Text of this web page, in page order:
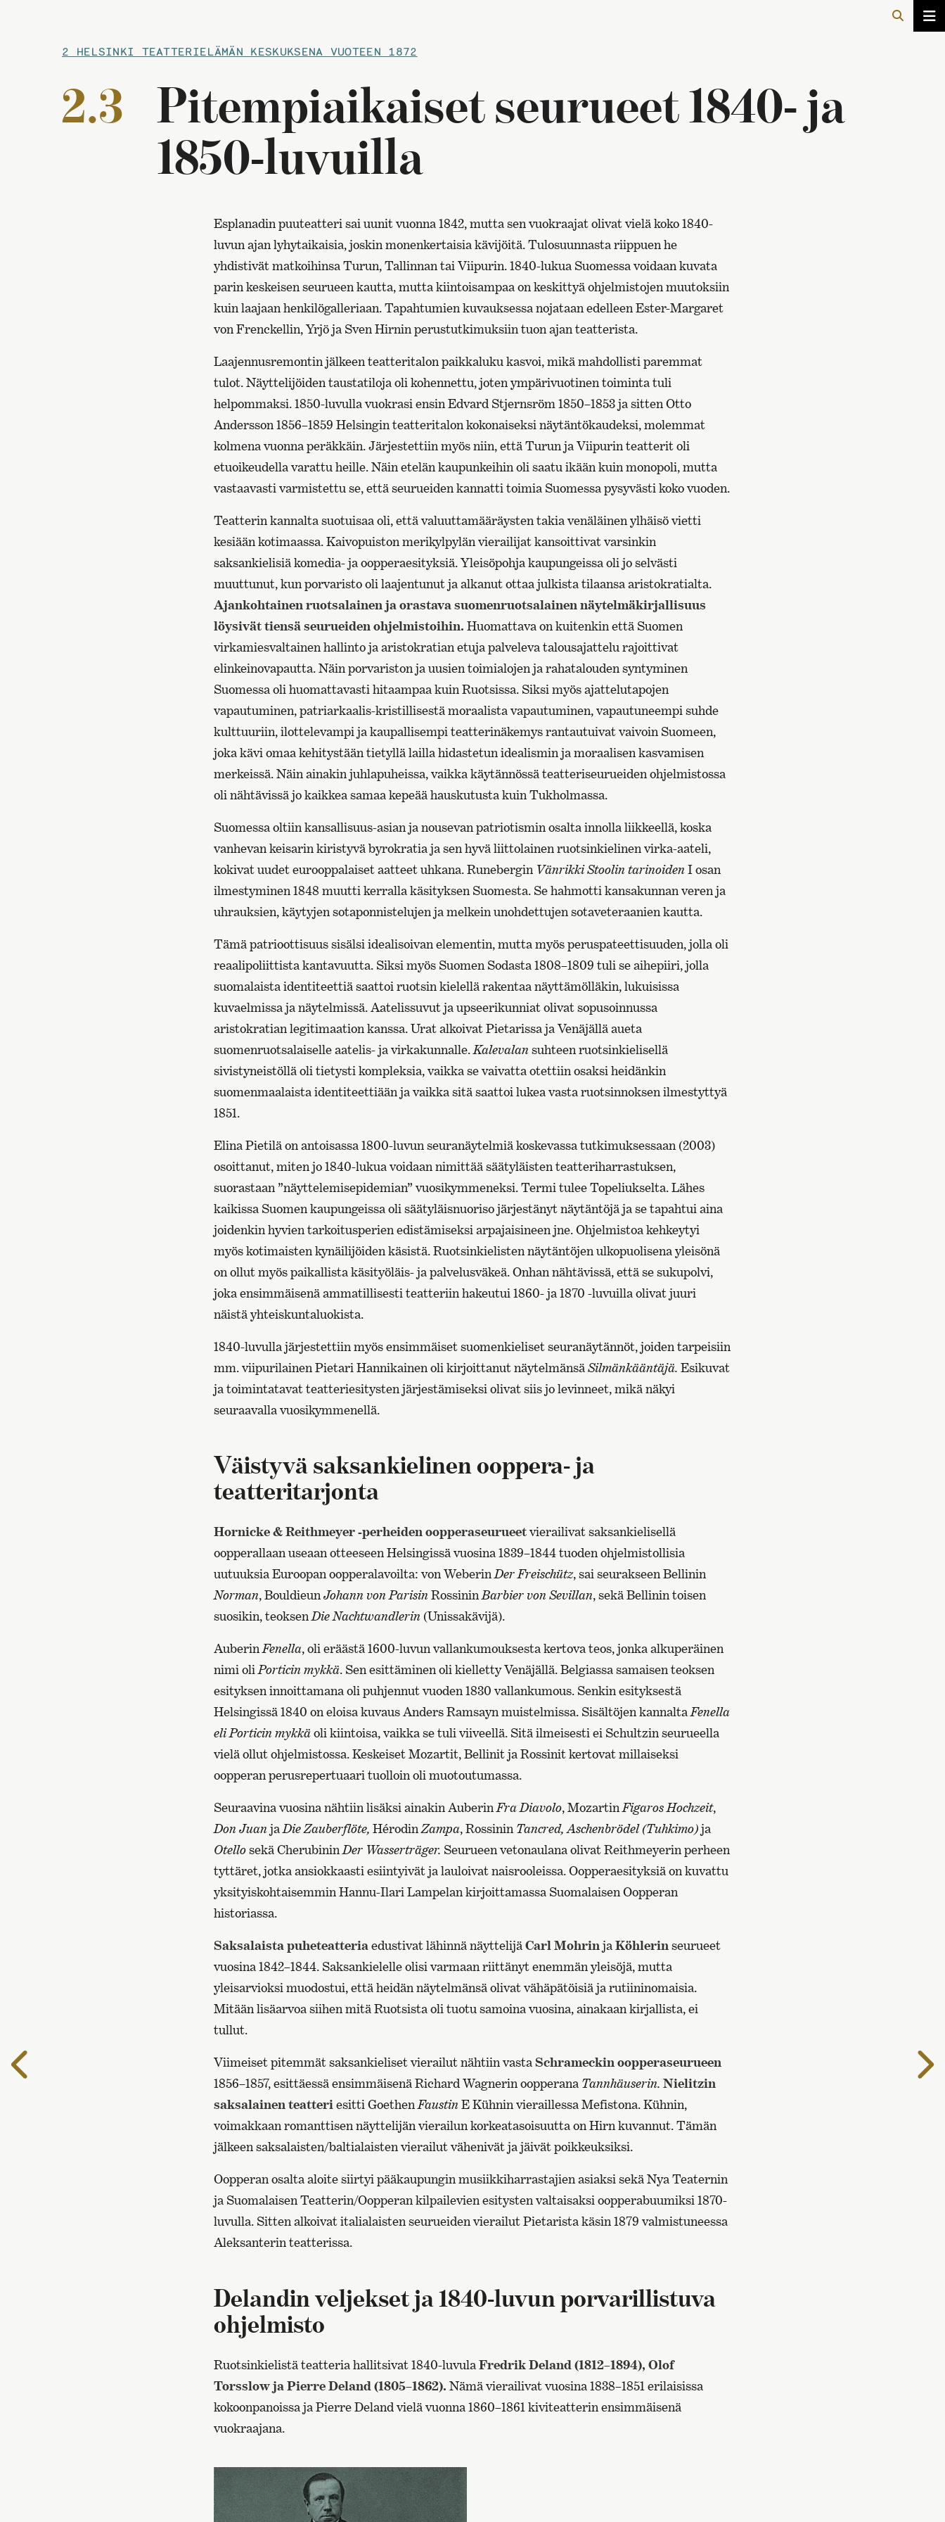
2 HELSINKI TEATTERIELÄMÄN KESKUKSENA VUOTEEN 1872
2.3
Pitempiaikaiset seurueet 1840- ja
1850-luvuilla
Esplanadin puuteatteri sai uunit vuonna 1842, mutta sen vuokraajat olivat vielä koko 1840-
luvun ajan lyhytaikaisia, joskin monenkertaisia kävijöitä. Tulosuunnasta riippuen he
yhdistivät matkoihinsa Turun, Tallinnan tai Viipurin. 1840-lukua Suomessa voidaan kuvata
parin keskeisen seurueen kautta, mutta kiintoisampaa on keskittyä ohjelmistojen muutoksiin
kuin laajaan henkilögalleriaan. Tapahtumien kuvauksessa nojataan edelleen Ester-Margaret
von Frenckellin, Yrjö ja Sven Hirnin perustutkimuksiin tuon ajan teatterista.
Laajennusremontin jälkeen teatteritalon paikkaluku kasvoi, mikä mahdollisti paremmat
tulot. Näyttelijöiden taustatiloja oli kohennettu, joten ympärivuotinen toiminta tuli
helpommaksi. 1850-luvulla vuokrasi ensin Edvard Stjernsröm 1850–1853 ja sitten Otto
Andersson 1856–1859 Helsingin teatteritalon kokonaiseksi näytäntökaudeksi, molemmat
kolmena vuonna peräkkäin. Järjestettiin myös niin, että Turun ja Viipurin teatterit oli
etuoikeudella varattu heille. Näin etelän kaupunkeihin oli saatu ikään kuin monopoli, mutta
vastaavasti varmistettu se, että seurueiden kannatti toimia Suomessa pysyvästi koko vuoden.
Teatterin kannalta suotuisaa oli, että valuuttamääräysten takia venäläinen ylhäisö vietti
kesiään kotimaassa. Kaivopuiston merikylpylän vierailijat kansoittivat varsinkin
saksankielisiä komedia- ja oopperaesityksiä. Yleisöpohja kaupungeissa oli jo selvästi
muuttunut, kun porvaristo oli laajentunut ja alkanut ottaa julkista tilaansa aristokratialta.
Ajankohtainen ruotsalainen ja orastava suomenruotsalainen näytelmäkirjallisuus
löysivät tiensä seurueiden ohjelmistoihin. Huomattava on kuitenkin että Suomen
virkamiesvaltainen hallinto ja aristokratian etuja palveleva talousajattelu rajoittivat
elinkeinovapautta. Näin porvariston ja uusien toimialojen ja rahatalouden syntyminen
Suomessa oli huomattavasti hitaampaa kuin Ruotsissa. Siksi myös ajattelutapojen
vapautuminen, patriarkaalis-kristillisestä moraalista vapautuminen, vapautuneempi suhde
kulttuuriin, ilottelevampi ja kaupallisempi teatterinäkemys rantautuivat vaivoin Suomeen,
joka kävi omaa kehitystään tietyllä lailla hidastetun idealismin ja moraalisen kasvamisen
merkeissä. Näin ainakin juhlapuheissa, vaikka käytännössä teatteriseurueiden ohjelmistossa
oli nähtävissä jo kaikkea samaa kepeää hauskutusta kuin Tukholmassa.
Suomessa oltiin kansallisuus-asian ja nousevan patriotismin osalta innolla liikkeellä, koska
vanhevan keisarin kiristyvä byrokratia ja sen hyvä liittolainen ruotsinkielinen virka-aateli,
kokivat uudet eurooppalaiset aatteet uhkana. Runebergin Vänrikki Stoolin tarinoidenI osan
ilmestyminen 1848 muutti kerralla käsityksen Suomesta. Se hahmotti kansakunnan veren ja
uhrauksien, käytyjen sotaponnistelujen ja melkein unohdettujen sotaveteraanien kautta.
Tämä patrioottisuus sisälsi idealisoivan elementin, mutta myös peruspateettisuuden, jolla oli
reaalipoliittista kantavuutta. Siksi myös Suomen Sodasta 1808–1809 tuli se aihepiiri, jolla
suomalaista identiteettiä saattoi ruotsin kielellä rakentaa näyttämölläkin, lukuisissa
kuvaelmissa ja näytelmissä. Aatelissuvut ja upseerikunniat olivat sopusoinnussa
aristokratian legitimaation kanssa. Urat alkoivat Pietarissa ja Venäjällä aueta
suomenruotsalaiselle aatelis- ja virkakunnalle. Kalevalansuhteen ruotsinkielisellä
sivistyneistöllä oli tietysti kompleksia, vaikka se vaivatta otettiin osaksi heidänkin
suomenmaalaista identiteettiään ja vaikka sitä saattoi lukea vasta ruotsinnoksen ilmestyttyä
1851.
Elina Pietilä on antoisassa 1800-luvun seuranäytelmiä koskevassa tutkimuksessaan (2003)
osoittanut, miten jo 1840-lukua voidaan nimittää säätyläisten teatteriharrastuksen,
suorastaan ”näyttelemisepidemian” vuosikymmeneksi. Termi tulee Topeliukselta. Lähes
kaikissa Suomen kaupungeissa oli säätyläisnuoriso järjestänyt näytäntöjä ja se tapahtui aina
joidenkin hyvien tarkoitusperien edistämiseksi arpajaisineen jne. Ohjelmistoa kehkeytyi
myös kotimaisten kynäilijöiden käsistä. Ruotsinkielisten näytäntöjen ulkopuolisena yleisönä
on ollut myös paikallista käsityöläis- ja palvelusväkeä. Onhan nähtävissä, että se sukupolvi,
joka ensimmäisenä ammatillisesti teatteriin hakeutui 1860- ja 1870 -luvuilla olivat juuri
näistä yhteiskuntaluokista.
1840-luvulla järjestettiin myös ensimmäiset suomenkieliset seuranäytännöt, joiden tarpeisiin
mm. viipurilainen Pietari Hannikainen oli kirjoittanut näytelmänsäSilmänkääntäjä. Esikuvat
ja toimintatavat teatteriesitysten järjestämiseksi olivat siis jo levinneet, mikä näkyi
seuraavalla vuosikymmenellä.
Väistyvä saksankielinen ooppera- ja
teatteritarjonta
Hornicke & Reithmeyer -perheiden oopperaseurueetvierailivat saksankielisellä
oopperallaan useaan otteeseen Helsingissä vuosina 1839–1844 tuoden ohjelmistollisia
uutuuksia Euroopan oopperalavoilta: von WeberinDer Freischütz, sai seurakseen Bellinin
Norman, BouldieunJohann von ParisinRossininBarbier von Sevillan, sekä Bellinin toisen
suosikin, teoksenDie Nachtwandlerin (Unissakävijä).
AuberinFenella, oli eräästä 1600-luvun vallankumouksesta kertova teos, jonka alkuperäinen
nimi oliPorticin mykkä. Sen esittäminen oli kielletty Venäjällä. Belgiassa samaisen teoksen
esityksen innoittamana oli puhjennut vuoden 1830 vallankumous. Senkin esityksestä
Helsingissä 1840 on eloisa kuvaus Anders Ramsayn muistelmissa. Sisältöjen kannaltaFenella
eli Porticin mykkäoli kiintoisa, vaikka se tuli viiveellä. Sitä ilmeisesti ei Schultzin seurueella
vielä ollut ohjelmistossa. Keskeiset Mozartit, Bellinit ja Rossinit kertovat millaiseksi
oopperan perusrepertuaari tuolloin oli muotoutumassa.
Seuraavina vuosina nähtiin lisäksi ainakin AuberinFra Diavolo, MozartinFigaros Hochzeit,
Don JuanjaDie Zauberflöte, HérodinZampa, Rossinin Tancred,Aschenbrödel (Tuhkimo)ja
Otellosekä CherubininDer Wasserträger. Seurueen vetonaulana olivat Reithmeyerin perheen
tyttäret, jotka ansiokkaasti esiintyivät ja lauloivat naisrooleissa. Oopperaesityksiä on kuvattu
yksityiskohtaisemmin Hannu-Ilari Lampelan kirjoittamassa Suomalaisen Oopperan
historiassa.
Saksalaista puheteatteriaedustivat lähinnä näyttelijäCarl MohrinjaKöhlerinseurueet
vuosina 1842–1844. Saksankielelle olisi varmaan riittänyt enemmän yleisöjä, mutta
yleisarvioksi muodostui, että heidän näytelmänsä olivat vähäpätöisiä ja rutiininomaisia.
Mitään lisäarvoa siihen mitä Ruotsista oli tuotu samoina vuosina, ainakaan kirjallista, ei
tullut.
Viimeiset pitemmät saksankieliset vierailut nähtiin vastaSchrameckin oopperaseurueen
1856–1857, esittäessä ensimmäisenä Richard Wagnerin oopperana Tannhäuserin. Nielitzin
saksalainen teatteriesitti GoethenFaustinE Kühnin vieraillessa Mefistona. Kühnin,
voimakkaan romanttisen näyttelijän vierailun korkeatasoisuutta on Hirn kuvannut. Tämän
jälkeen saksalaisten/baltialaisten vierailut vähenivät ja jäivät poikkeuksiksi.
Oopperan osalta aloite siirtyi pääkaupungin musiikkiharrastajien asiaksi sekä Nya Teaternin
ja Suomalaisen Teatterin/Oopperan kilpailevien esitysten valtaisaksi oopperabuumiksi 1870-
luvulla. Sitten alkoivat italialaisten seurueiden vierailut Pietarista käsin 1879 valmistuneessa
Aleksanterin teatterissa.
Delandin veljekset ja 1840-luvun porvarillistuva
ohjelmisto
Ruotsinkielistä teatteria hallitsivat 1840-luvulaFredrik Deland (1812–1894), Olof
Torsslow ja Pierre Deland (1805–1862). Nämä vierailivat vuosina 1838–1851 erilaisissa
kokoonpanoissa ja Pierre Deland vielä vuonna 1860–1861 kiviteatterin ensimmäisenä
vuokraajana.